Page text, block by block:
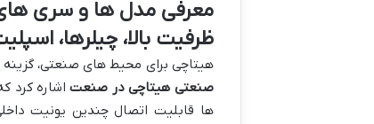
ظرفیت بالا، چیلرها،
هیتاچی برای محیط های صنعتی،
صنعتی هیتاچی در صنعتاشاره کرد
ها قابلیت اتصال چندین یونیت